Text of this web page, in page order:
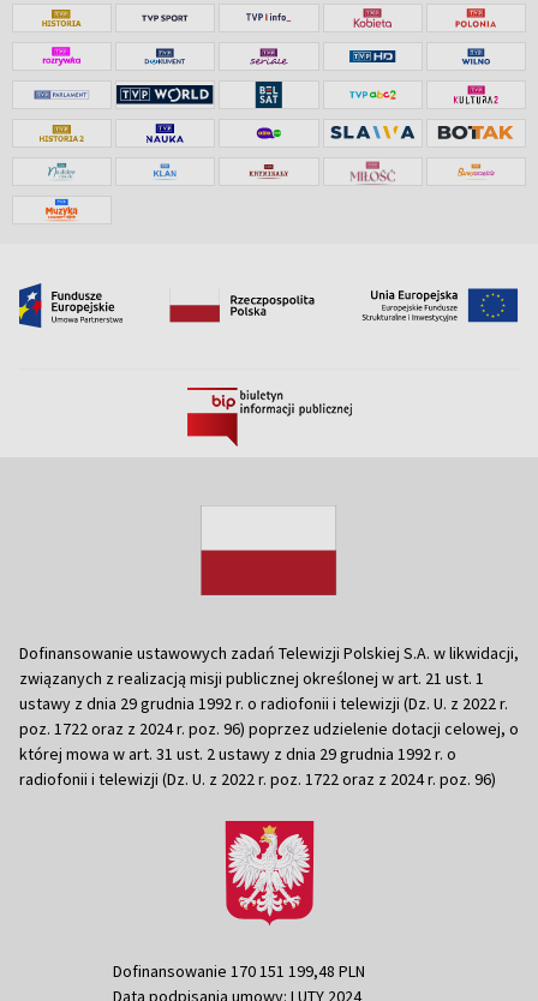
Dofinansowanie ustawowych zadań Telewizji Polskiej S.A. w likwidacji,
związanych z realizacją misji publicznej określonej w art. 21 ust. 1
ustawy z dnia 29 grudnia 1992 r. o radiofonii i telewizji (Dz. U. z 2022 r.
poz. 1722 oraz z 2024 r. poz. 96) poprzez udzielenie dotacji celowej, o
której mowa w art. 31 ust. 2 ustawy z dnia 29 grudnia 1992 r. o
radiofonii i telewizji (Dz. U. z 2022 r. poz. 1722 oraz z 2024 r. poz. 96)
Dofinansowanie 170 151 199,48 PLN
Data podpisania umowy: LUTY 2024